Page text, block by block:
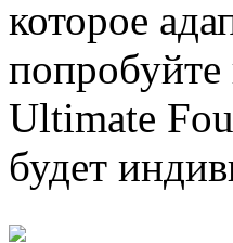
которое
попробуйте
Ultimate
будет